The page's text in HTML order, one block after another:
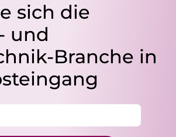
sich die
und
Branche in